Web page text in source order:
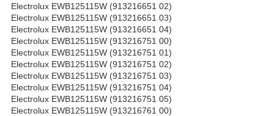
Electrolux EWB125115W (913216651 02)
Electrolux EWB125115W (913216651 03)
Electrolux EWB125115W (913216651 04)
Electrolux EWB125115W (913216751 00)
Electrolux EWB125115W (913216751 01)
Electrolux EWB125115W (913216751 02)
Electrolux EWB125115W (913216751 03)
Electrolux EWB125115W (913216751 04)
Electrolux EWB125115W (913216751 05)
Electrolux EWB125115W (913216761 00)